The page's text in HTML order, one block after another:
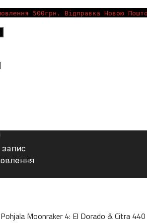
500грн. Відправка Новою
Moonraker 4: El Dorado & Citra